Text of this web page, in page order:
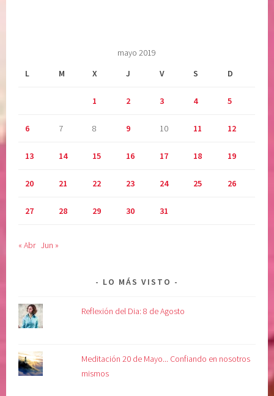
mayo 2019
L
M X J V S D
1 2 3 4 5
6 7 8 9 10 11 12
13 14 15 16 17 18 19
20 21 22 23 24 25 26
27 28 29 30 31
« Abr Jun »
LO MÁS VISTO
Reflexión del Dia: 8 de Agosto
Meditación 20 de Mayo... Confiando en nosotros
mismos